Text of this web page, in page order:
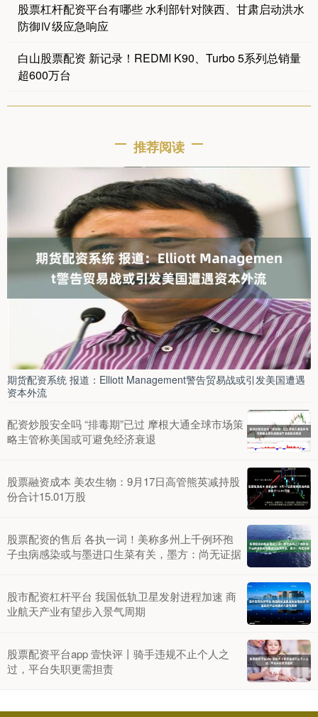
股票杠杆配资平台有哪些 水利部针对陕西、甘肃启动洪水
防御Ⅳ级应急响应
白山股票配资 新记录！REDMI K90、Turbo 5系列总销量
超600万台
推荐阅读
期货配资系统 报道：Elliott Management警告贸易战或引发美国遭遇
资本外流
配资炒股安全吗 “排毒期”已过 摩根大通全球市场策
略主管称美国或可避免经济衰退
股票融资成本 美农生物：9月17日高管熊英减持股
份合计15.01万股
股票配资的售后 各执一词！美称多州上千例环孢
子虫病感染或与墨进口生菜有关，墨方：尚无证据
股市配资杠杆平台 我国低轨卫星发射进程加速 商
业航天产业有望步入景气周期
股票配资平台app 壹快评丨骑手违规不止个人之
过，平台失职更需担责